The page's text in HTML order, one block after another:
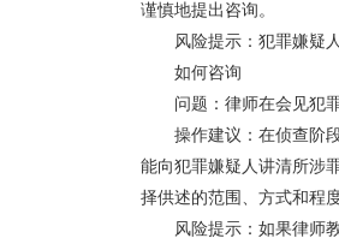
谨慎地提出咨询。
风险提示：犯罪嫌疑
如何咨询
问题：律师在会见犯
操作建议：在侦查阶
能向犯罪嫌疑人讲清所涉
择供述的范围、方式和程
风险提示：如果律师